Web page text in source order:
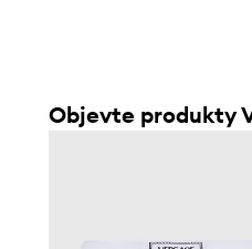
Objevte produkty